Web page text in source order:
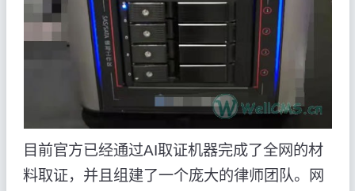
目前官方已经通过AI取证机器完成了全网的材
料取证，并且组建了一个庞大的律师团队。网